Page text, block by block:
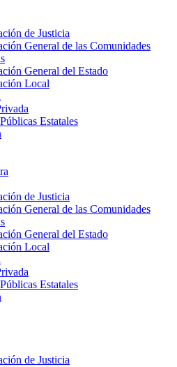
de Justicia
General de las Comunidades
General del Estado
Local
Estatales
de Justicia
General de las Comunidades
General del Estado
Local
Estatales
de Justicia